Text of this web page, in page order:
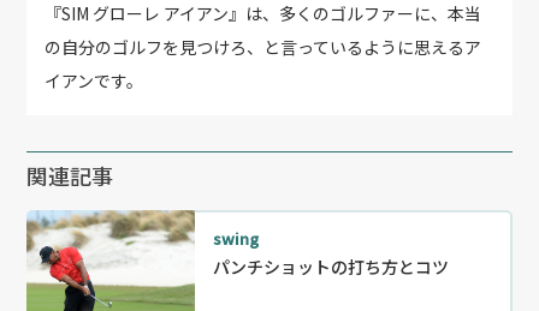
『SIM グローレ アイアン』は、多くのゴルファーに、本当
の自分のゴルフを見つけろ、と言っているように思えるア
イアンです。
関連記事
swing
パンチショットの打ち方とコツ